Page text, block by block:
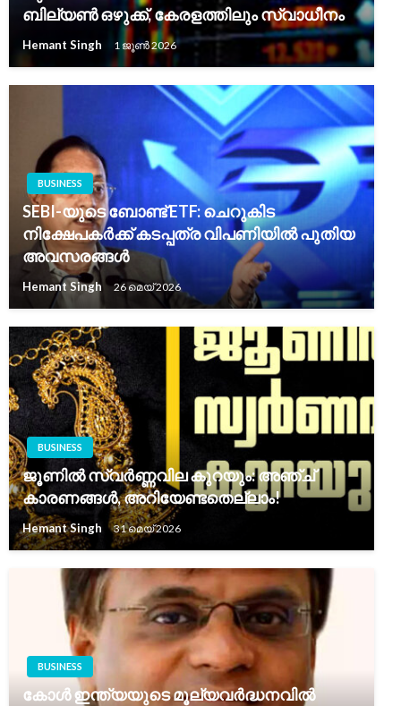
ബില്യൺ ഒഴുക്ക്, കേരളത്തിലും സ്വാധീനം
Hemant Singh 1 ജൂൺ 2026
BUSINESS
SEBI-യുടെ ബോണ്ട് ETF: ചെറുകിട
നിക്ഷേപകർക്ക് കടപ്പത്ര വിപണിയിൽ പുതിയ
അവസരങ്ങൾ
Hemant Singh 26 മെയ്‌ 2026
BUSINESS
ജൂണിൽ സ്വർണ്ണവില കുറയും: അഞ്ച്
കാരണങ്ങൾ, അറിയേണ്ടതെല്ലാം!
Hemant Singh 31 മെയ്‌ 2026
BUSINESS
കോൾ ഇന്ത്യയുടെ മൂല്യവർദ്ധനവിൽ